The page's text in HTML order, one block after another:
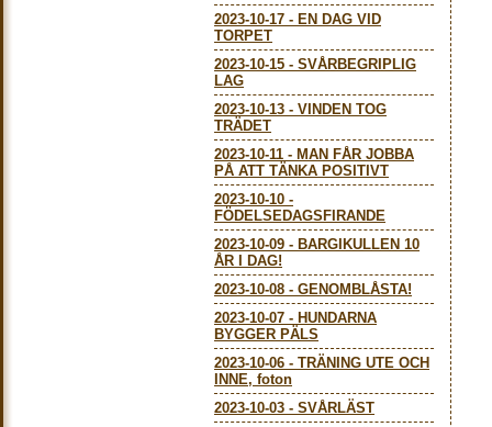
2023-10-17 - EN DAG VID
TORPET
2023-10-15 - SVÅRBEGRIPLIG
LAG
2023-10-13 - VINDEN TOG
TRÄDET
2023-10-11 - MAN FÅR JOBBA
PÅ ATT TÄNKA POSITIVT
2023-10-10 -
FÖDELSEDAGSFIRANDE
2023-10-09 - BARGIKULLEN 10
ÅR I DAG!
2023-10-08 - GENOMBLÅSTA!
2023-10-07 - HUNDARNA
BYGGER PÄLS
2023-10-06 - TRÄNING UTE OCH
INNE, foton
2023-10-03 - SVÅRLÄST